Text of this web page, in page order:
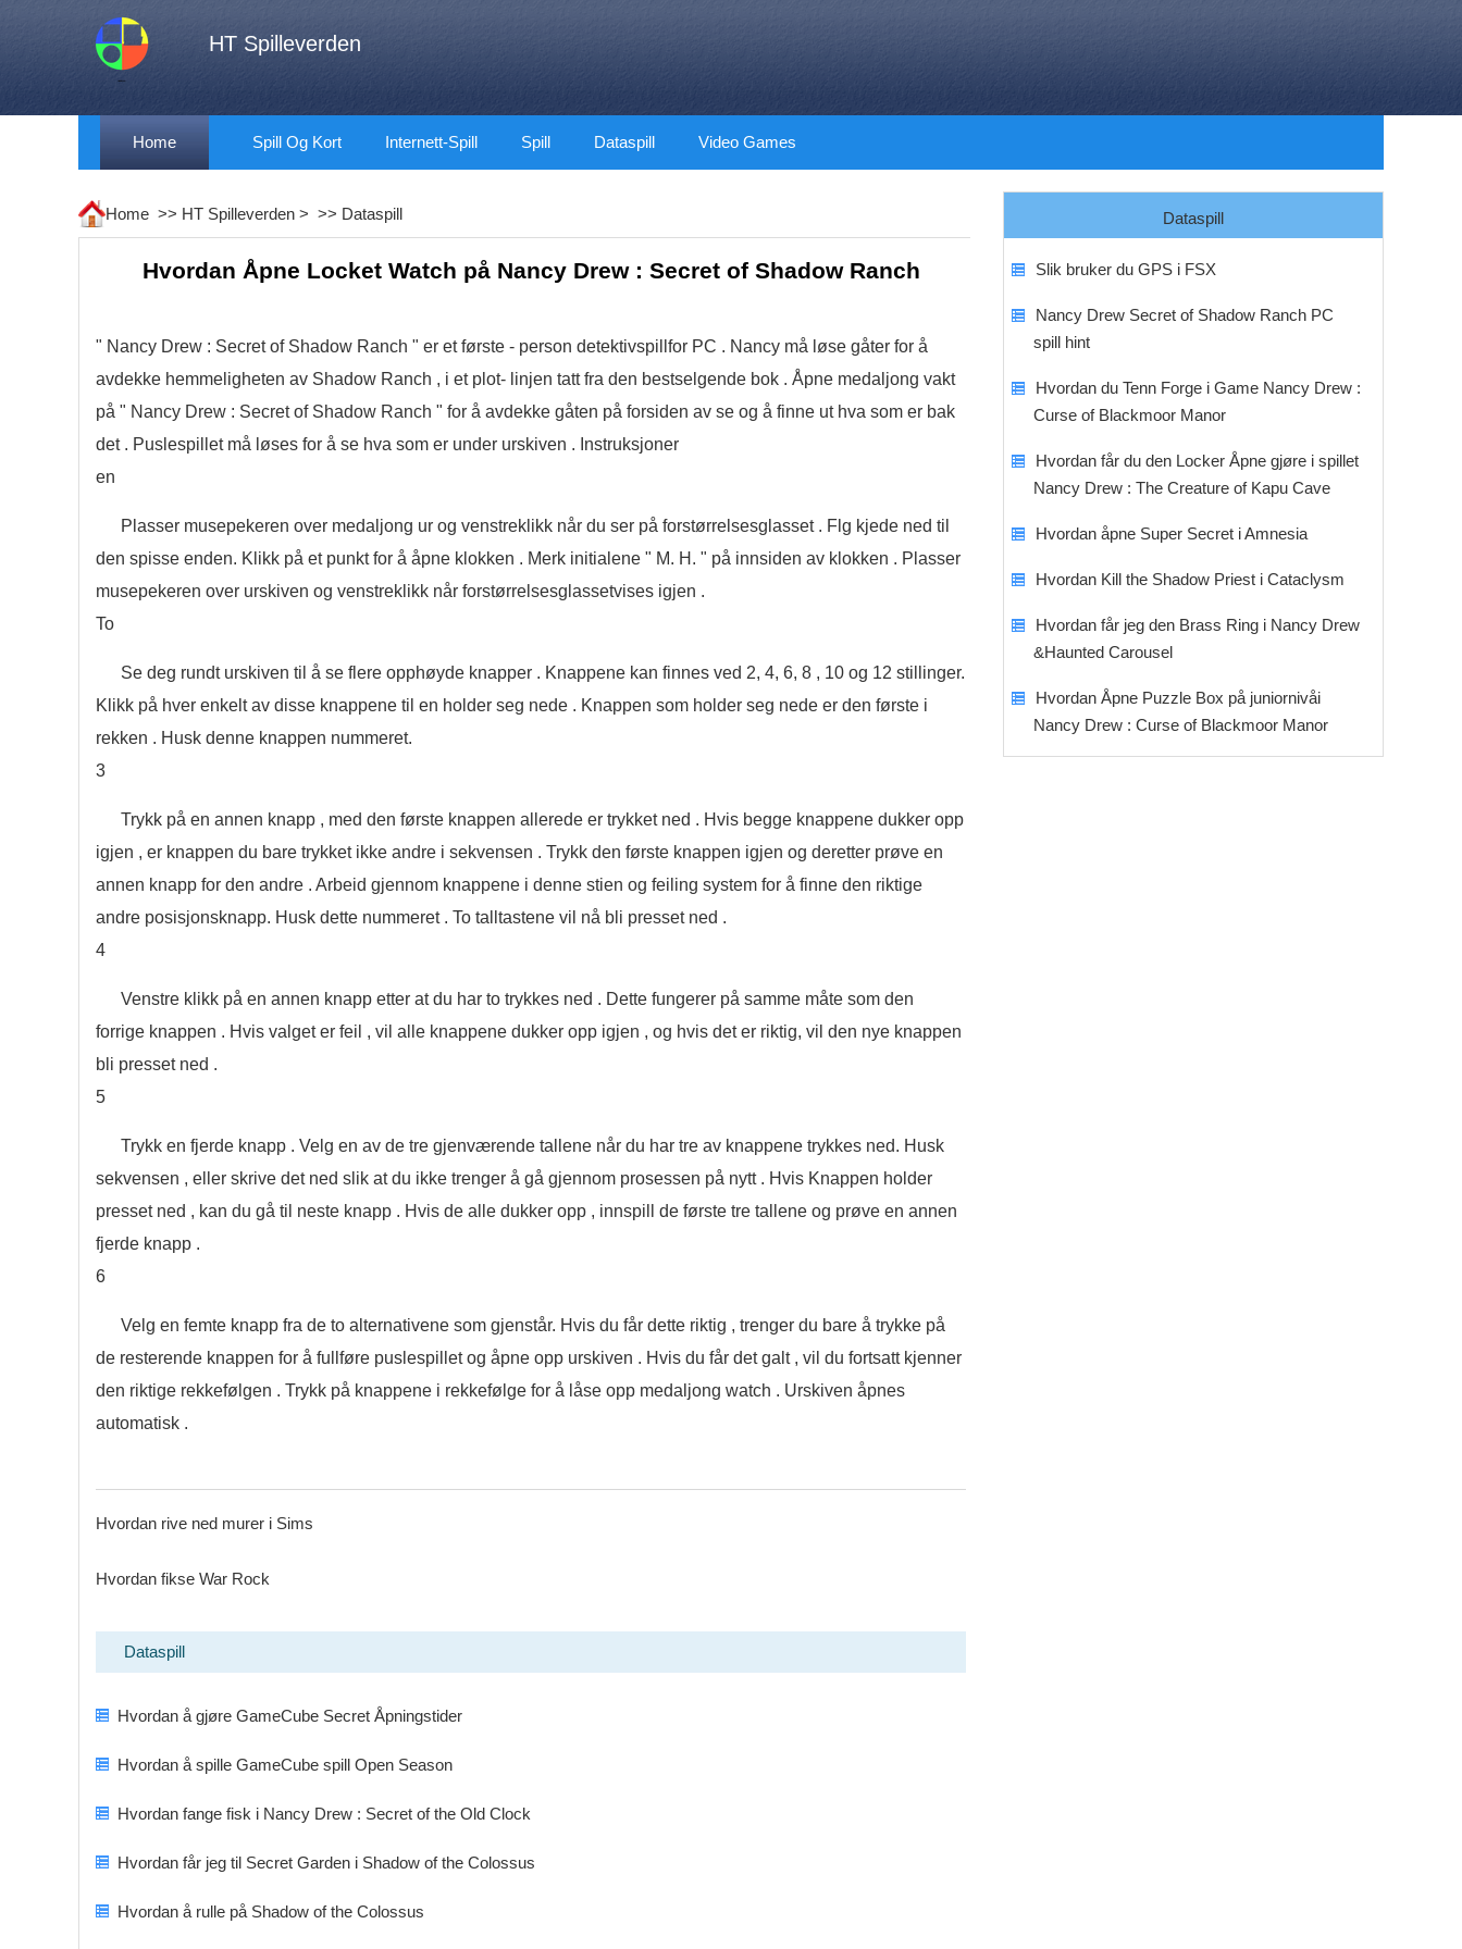
HT Spilleverden
Home Spill Og Kort Internett-Spill Spill Dataspill Video Games
Home >> HT Spilleverden > >> Dataspill
Hvordan Åpne Locket Watch på Nancy Drew : Secret of Shadow Ranch
" Nancy Drew : Secret of Shadow Ranch " er et første - person detektivspillfor PC . Nancy må løse gåter for å
avdekke hemmeligheten av Shadow Ranch , i et plot- linjen tatt fra den bestselgende bok . Åpne medaljong vakt
på " Nancy Drew : Secret of Shadow Ranch " for å avdekke gåten på forsiden av se og å finne ut hva som er bak
det . Puslespillet må løses for å se hva som er under urskiven . Instruksjoner
en
Plasser musepekeren over medaljong ur og venstreklikk når du ser på forstørrelsesglasset . Flg kjede ned til
den spisse enden. Klikk på et punkt for å åpne klokken . Merk initialene " M. H. " på innsiden av klokken . Plasser
musepekeren over urskiven og venstreklikk når forstørrelsesglassetvises igjen .
To
Se deg rundt urskiven til å se flere opphøyde knapper . Knappene kan finnes ved 2, 4, 6, 8 , 10 og 12 stillinger.
Klikk på hver enkelt av disse knappene til en holder seg nede . Knappen som holder seg nede er den første i
rekken . Husk denne knappen nummeret.
3
Trykk på en annen knapp , med den første knappen allerede er trykket ned . Hvis begge knappene dukker opp
igjen , er knappen du bare trykket ikke andre i sekvensen . Trykk den første knappen igjen og deretter prøve en
annen knapp for den andre . Arbeid gjennom knappene i denne stien og feiling system for å finne den riktige
andre posisjonsknapp. Husk dette nummeret . To talltastene vil nå bli presset ned .
4
Venstre klikk på en annen knapp etter at du har to trykkes ned . Dette fungerer på samme måte som den
forrige knappen . Hvis valget er feil , vil alle knappene dukker opp igjen , og hvis det er riktig, vil den nye knappen
bli presset ned .
5
Trykk en fjerde knapp . Velg en av de tre gjenværende tallene når du har tre av knappene trykkes ned. Husk
sekvensen , eller skrive det ned slik at du ikke trenger å gå gjennom prosessen på nytt . Hvis Knappen holder
presset ned , kan du gå til neste knapp . Hvis de alle dukker opp , innspill de første tre tallene og prøve en annen
fjerde knapp .
6
Velg en femte knapp fra de to alternativene som gjenstår. Hvis du får dette riktig , trenger du bare å trykke på
de resterende knappen for å fullføre puslespillet og åpne opp urskiven . Hvis du får det galt , vil du fortsatt kjenner
den riktige rekkefølgen . Trykk på knappene i rekkefølge for å låse opp medaljong watch . Urskiven åpnes
automatisk .
Hvordan rive ned murer i Sims
Hvordan fikse War Rock
Dataspill
Hvordan å gjøre GameCube Secret Åpningstider
Hvordan å spille GameCube spill Open Season
Hvordan fange fisk i Nancy Drew : Secret of the Old Clock
Hvordan får jeg til Secret Garden i Shadow of the Colossus
Hvordan å rulle på Shadow of the Colossus
Dataspill
Slik bruker du GPS i FSX
Nancy Drew Secret of Shadow Ranch PC
spill hint
Hvordan du Tenn Forge i Game Nancy Drew :
Curse of Blackmoor Manor
Hvordan får du den Locker Åpne gjøre i spillet
Nancy Drew : The Creature of Kapu Cave
Hvordan åpne Super Secret i Amnesia
Hvordan Kill the Shadow Priest i Cataclysm
Hvordan får jeg den Brass Ring i Nancy Drew
&Haunted Carousel
Hvordan Åpne Puzzle Box på juniornivåi
Nancy Drew : Curse of Blackmoor Manor